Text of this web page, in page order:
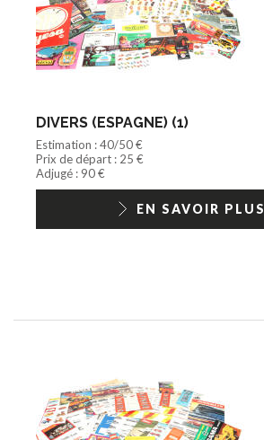
DIVERS (ESPAGNE) (1)
Estimation : 40/50 €
Prix de départ : 25 €
Adjugé : 90 €
EN SAVOIR PLUS